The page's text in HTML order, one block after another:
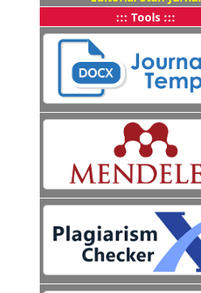
::: Tools :::